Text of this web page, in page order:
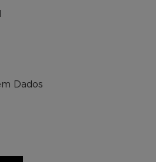
Dados